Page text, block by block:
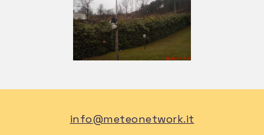
violento ed impetuoso, ma scivola tra
un’ansa e l’altra, diminuendo d’intensità.
Infatti, il lato Nord della vallata, è più
sinuoso e meno rettilineo della parte di
complesso ed improbo, cercare di descrivere
muta con il minimo variare di quota e di
info@meteonetwork.it